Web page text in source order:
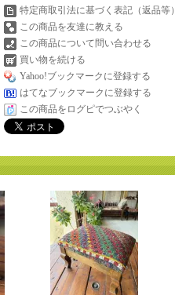
特定商取引法に基づく表記（返品等）
この商品を友達に教える
この商品について問い合わせる
買い物を続ける
Yahoo!ブックマークに登録する
はてなブックマークに登録する
この商品をログピでつぶやく